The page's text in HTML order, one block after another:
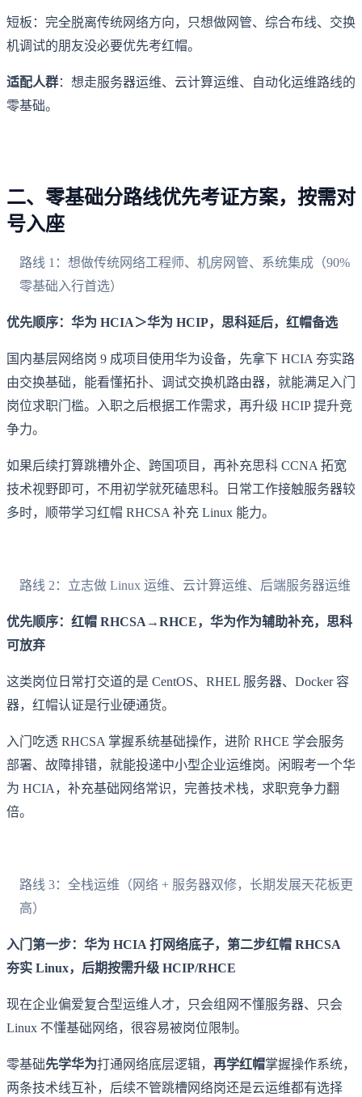
短板：完全脱离传统网络方向，只想做网管、综合布线、交换
机调试的朋友没必要优先考红帽。
适配人群：想走服务器运维、云计算运维、自动化运维路线的
零基础。
二、零基础分路线优先考证方案，按需对
号入座
路线 1：想做传统网络工程师、机房网管、系统集成（90%
零基础入行首选）
优先顺序：华为 HCIA＞华为 HCIP，思科延后，红帽备选
国内基层网络岗 9 成项目使用华为设备，先拿下 HCIA 夯实路
由交换基础，能看懂拓扑、调试交换机路由器，就能满足入门
岗位求职门槛。入职之后根据工作需求，再升级 HCIP 提升竞
争力。
如果后续打算跳槽外企、跨国项目，再补充思科 CCNA 拓宽
技术视野即可，不用初学就死磕思科。日常工作接触服务器较
多时，顺带学习红帽 RHCSA 补充 Linux 能力。
路线 2：立志做 Linux 运维、云计算运维、后端服务器运维
优先顺序：红帽 RHCSA→RHCE，华为作为辅助补充，思科
可放弃
这类岗位日常打交道的是 CentOS、RHEL 服务器、Docker 容
器，红帽认证是行业硬通货。
入门吃透 RHCSA 掌握系统基础操作，进阶 RHCE 学会服务
部署、故障排错，就能投递中小型企业运维岗。闲暇考一个华
为 HCIA，补充基础网络常识，完善技术栈，求职竞争力翻
倍。
路线 3：全栈运维（网络 + 服务器双修，长期发展天花板更
高）
入门第一步：华为 HCIA 打网络底子，第二步红帽 RHCSA
夯实 Linux，后期按需升级 HCIP/RHCE
现在企业偏爱复合型运维人才，只会组网不懂服务器、只会
Linux 不懂基础网络，很容易被岗位限制。
零基础先学华为打通网络底层逻辑， 再学红帽掌握操作系统，
两条技术线互补，后续不管跳槽网络岗还是云运维都有选择